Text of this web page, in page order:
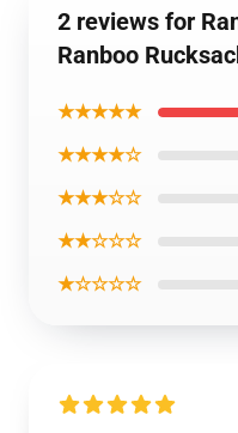
2 reviews for
Ranboo
★★★★★
★★★★☆
★★★☆☆
★★☆☆☆
★☆☆☆☆